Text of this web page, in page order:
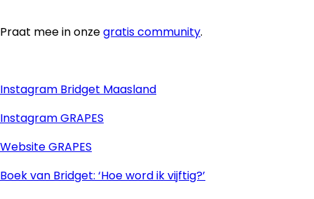
Praat mee in onzegratis community.
Instagram Bridget Maasland
Instagram GRAPES
Website GRAPES
Boek van Bridget: ‘Hoe word ik vijftig?’